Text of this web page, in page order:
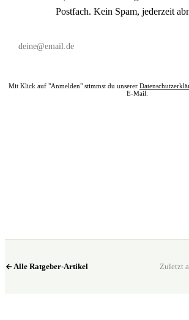
Postfach. Kein Spam, jederzeit
Mit Klick auf "Anmelden" stimmst du unserer
E-Mail.
Alle Ratgeber-Artikel Zuletzt